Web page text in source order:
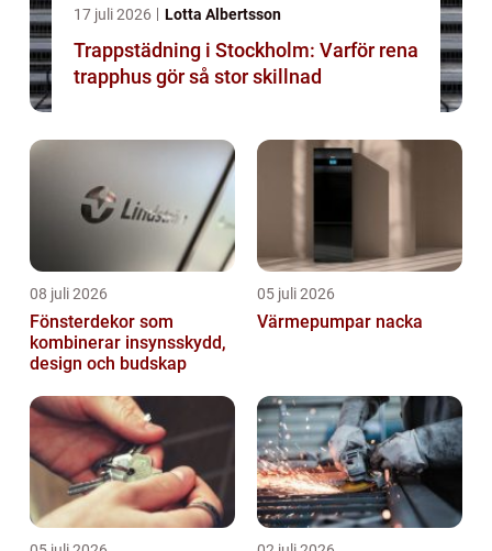
17 juli 2026 Lotta Albertsson
Trappstädning i Stockholm: Varför rena
trapphus gör så stor skillnad
08 juli 2026
Fönsterdekor som
kombinerar insynsskydd,
design och budskap
05 juli 2026
Värmepumpar nacka